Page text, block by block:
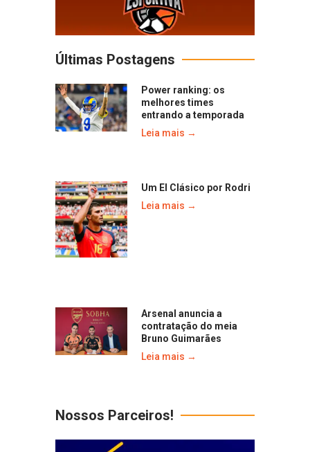
Últimas Postagens
Power ranking: os
melhores times
entrando a temporada
Leia mais →
Um El Clásico por Rodri
Leia mais →
Arsenal anuncia a
contratação do meia
Bruno Guimarães
Leia mais →
Nossos Parceiros!